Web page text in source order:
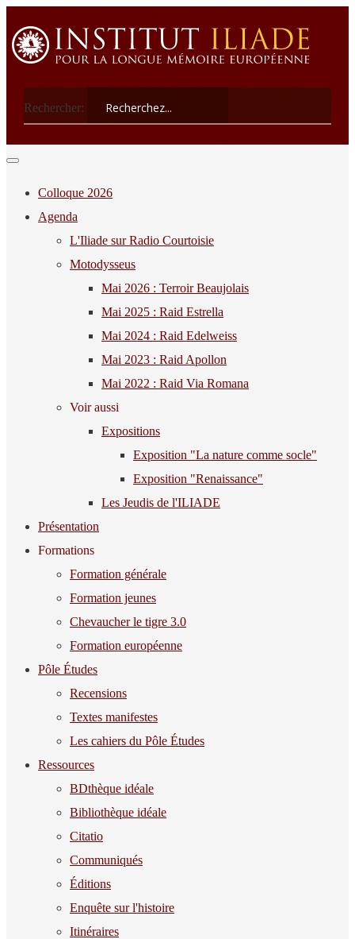
Rechercher:
Colloque 2026
Agenda
L'Iliade sur Radio Courtoisie
Motodysseus
Mai 2026 : Terroir Beaujolais
Mai 2025 : Raid Estrella
Mai 2024 : Raid Edelweiss
Mai 2023 : Raid Apollon
Mai 2022 : Raid Via Romana
Voir aussi
Expositions
Exposition "La nature comme socle"
Exposition "Renaissance"
Les Jeudis de l'ILIADE
Présentation
Formations
Formation générale
Formation jeunes
Chevaucher le tigre 3.0
Formation européenne
Pôle Études
Recensions
Textes manifestes
Les cahiers du Pôle Études
Ressources
BDthèque idéale
Bibliothèque idéale
Citatio
Communiqués
Éditions
Enquête sur l'histoire
Itinéraires